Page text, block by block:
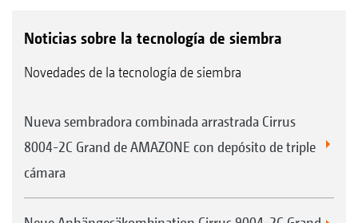
Noticias sobre la tecnología de siembra
Novedades de la tecnología de siembra
Nueva sembradora combinada arrastrada Cirrus
8004-2C Grand de AMAZONE con depósito de triple
cámara